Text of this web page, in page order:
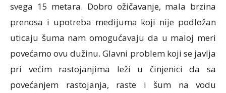
svega 15 metara. Dobro ožičavanje, mala brzina
prenosa i upotreba medijuma koji nije podložan
uticaju šuma nam omogućavaju da u maloj meri
povećamo ovu dužinu. Glavni problem koji se javlja
pri većim rastojanjima leži u činjenici da sa
povećanjem rastojanja, raste i šum na vodu